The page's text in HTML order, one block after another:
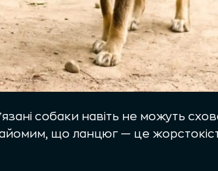
собаки навіть не можуть
що ланцюг — це